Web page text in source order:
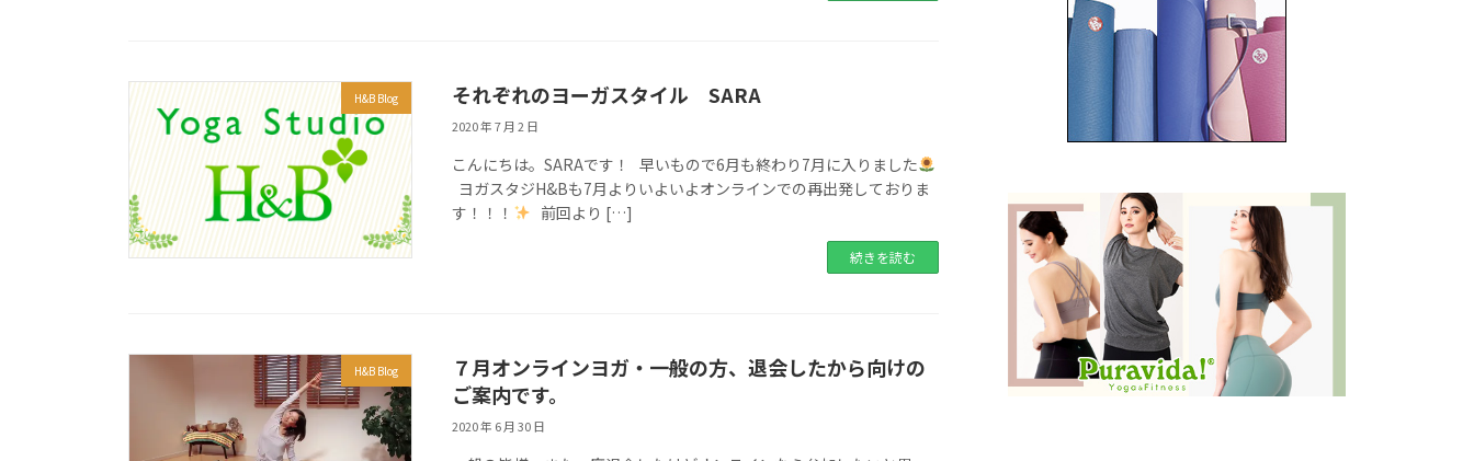
H&B Blog それぞれのヨーガスタイル SARA
2020 年 7 月 2 日
こんにちは。SARAです！ 早いもので6月も終わり7月に入りました
ヨガスタジH&Bも7月よりいよいよオンラインでの再出発しておりま
す！！！
前回より […]
続きを読む
H&B Blog
７月オンラインヨガ・一般の方、退会したから向けの
ご案内です。
2020 年 6 月 30 日